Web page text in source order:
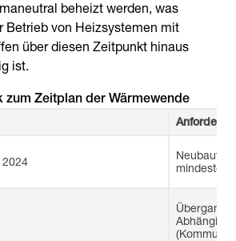
beheizt werden, was
Betrieb von Heizsystemen mit
über diesen Zeitpunkt hinaus
ist.
zum Zeitplan der Wärmewende
2024
Neubauten